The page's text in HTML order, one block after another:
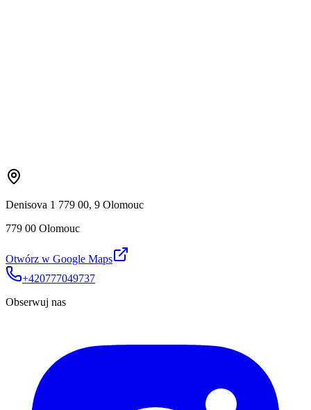
Denisova 1 779 00, 9 Olomouc
779 00 Olomouc
Otwórz w Google Maps
+420777049737
Obserwuj nas